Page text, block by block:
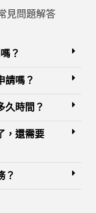
見問題解答
？
請嗎？
久時間？
，還需要
？